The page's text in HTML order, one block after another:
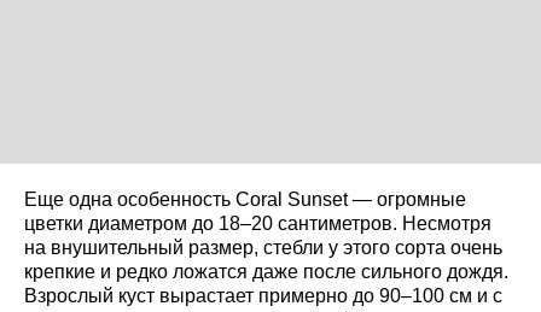
Еще одна особенность Coral Sunset — огромные
цветки диаметром до 18–20 сантиметров. Несмотря
на внушительный размер, стебли у этого сорта очень
крепкие и редко ложатся даже после сильного дождя.
Взрослый куст вырастает примерно до 90–100 см и с